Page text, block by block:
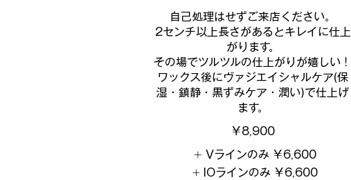
自己処理はせずご来店ください。
2センチ以上長さがあるとキレイに仕上
がります。
その場でツルツルの仕上がりが嬉しい！
ワックス後にヴァジエイシャルケア(保
湿・鎮静・黒ずみケア・潤い)で仕上げ
￥8,900
Vラインのみ ￥6,600
IOラインのみ ￥6,600